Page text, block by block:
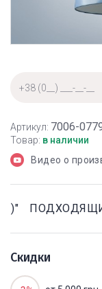
Артикул: 7006-
Товар: в наличии
Видео о
Скидки